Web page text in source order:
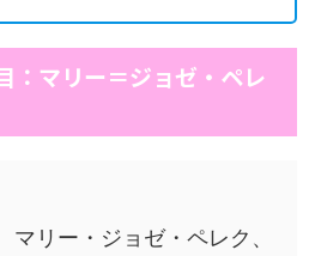
：マリー＝ジョゼ・ペレ
リー・ジョゼ・ペレク、